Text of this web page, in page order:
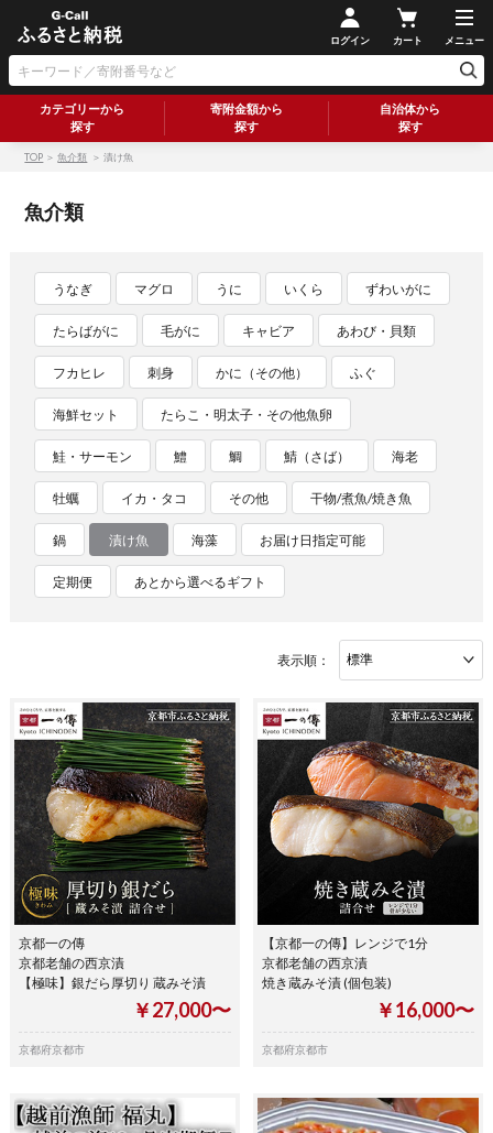
ログイン カート メニュー
カテゴリーから
探す
寄附金額から
探す
自治体から
探す
TOP ＞魚介類 ＞ 漬け魚
魚介類
うなぎ マグロ うに いくら ずわいがに
たらばがに 毛がに キャビア あわび・貝類
フカヒレ 刺身 かに（その他） ふぐ
海鮮セット たらこ・明太子・その他魚卵
鮭・サーモン 鱧 鯛 鯖（さば） 海老
牡蠣 イカ・タコ その他 干物/煮魚/焼き魚
鍋 漬け魚 海藻 お届け日指定可能
定期便 あとから選べるギフト
表示順：
京都一の傳
京都老舗の西京漬
【極味】銀だら厚切り 蔵みそ漬
￥27,000〜
京都府京都市
【京都一の傳】レンジで1分
京都老舗の西京漬
焼き蔵みそ漬 (個包装)
￥16,000〜
京都府京都市